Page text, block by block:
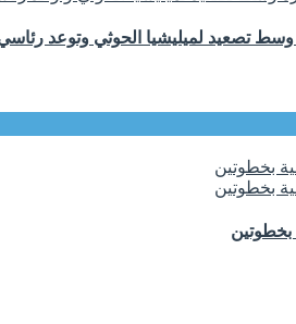
تصعيد لميليشيا الحوثي وتوعد رئاسي